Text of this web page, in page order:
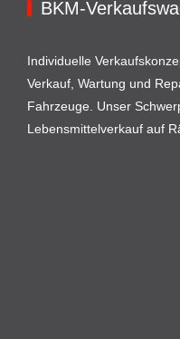
BKM-
Individuelle
Verkauf, Wartung und
Fahrzeuge. Unser
Lebensmittelverkauf auf